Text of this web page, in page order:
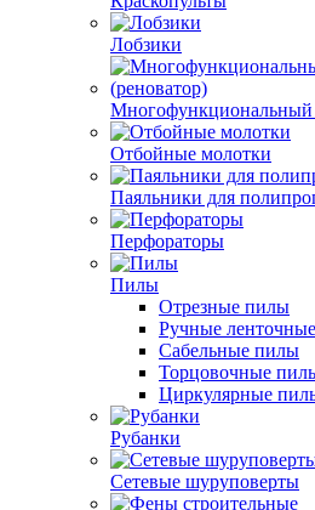
Лобзики
Многофункциональный
Отбойные молотки
Паяльники для
Перфораторы
Пилы
Отрезные пилы
Ручные
Сабельные пилы
Торцовочные
Циркулярные
Рубанки
Сетевые шуруповерты